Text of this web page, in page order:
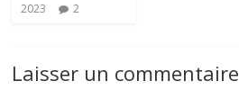
2023
2
Laisser un commentaire